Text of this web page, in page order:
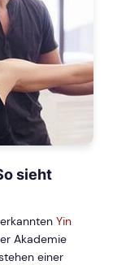
sieht
Yin
Akademie
einer